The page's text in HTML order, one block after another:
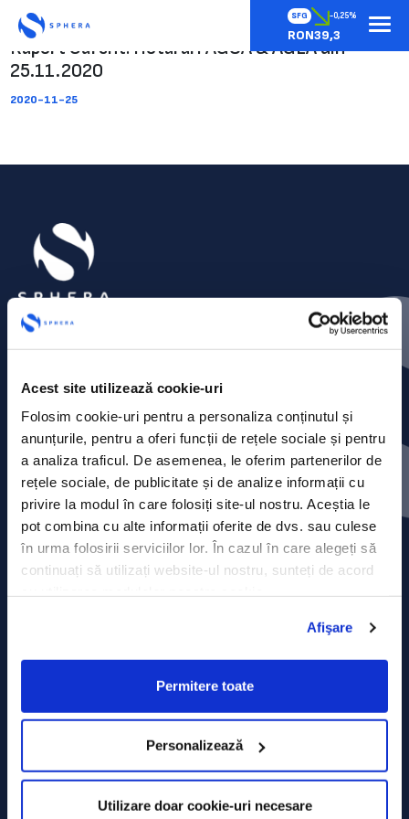
Acest site utilizează cookie-uri
Folosim cookie-uri pentru a personaliza conținutul și
anunțurile, pentru a oferi funcții de rețele sociale și pentru
a analiza traficul. De asemenea, le oferim partenerilor de
rețele sociale, de publicitate și de analize informații cu
privire la modul în care folosiți site-ul nostru. Aceștia le
pot combina cu alte informații oferite de dvs. sau culese
în urma folosirii serviciilor lor. În cazul în care alegeți să
continuați să utilizați website-ul nostru, sunteți de acord
Afişare
Permitere toate
Personalizează
Utilizare doar cookie-uri necesare
SFG -0,25%
RON39,3
Raport Curent: Hotarari AGOA & AGEA din
25.11.2020
2020-11-25
Contact
Comunicate de presă
Politica de confidențialitate
Politica de prelucrare a datelor
Declarația Cookie